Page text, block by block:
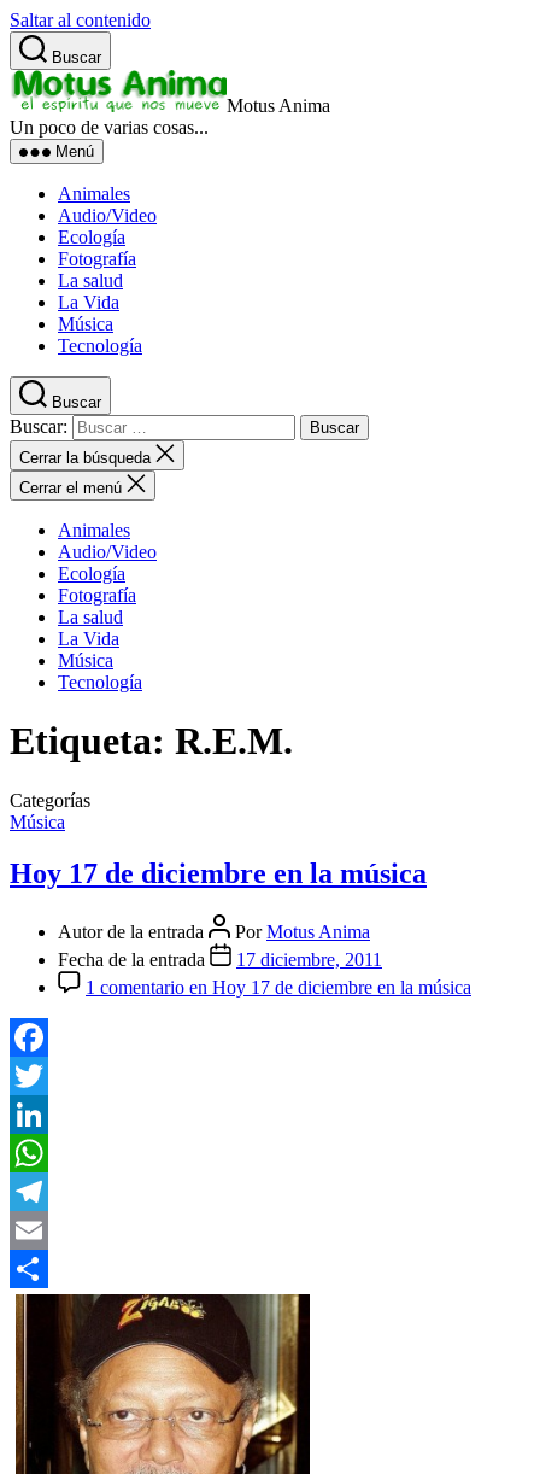
Saltar al contenido
Buscar
Motus Anima
Un poco de varias cosas...
Menú
Animales
Audio/Video
Ecología
Fotografía
La salud
La Vida
Música
Tecnología
Buscar
Buscar:
Cerrar la búsqueda
Cerrar el menú
Animales
Audio/Video
Ecología
Fotografía
La salud
La Vida
Música
Tecnología
Etiqueta: R.E.M.
Categorías
Música
Hoy 17 de diciembre en la música
Autor de la entrada PorMotus Anima
Fecha de la entrada
17 diciembre, 2011
1 comentario en Hoy 17 de diciembre en la música
Facebook
Twitter
LinkedIn
WhatsApp
Telegram
Email
Compartir